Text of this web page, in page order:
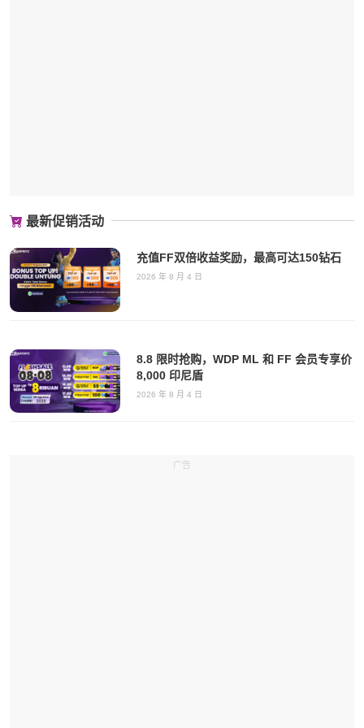
最新促销活动
充值FF双倍收益奖励，最高可达150钻石
2026 年 8 月 4 日
8.8 限时抢购，WDP ML 和 FF 会员专享价
8,000 印尼盾
2026 年 8 月 4 日
广告